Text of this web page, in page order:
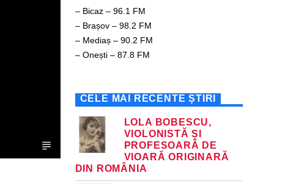
– Bicaz – 96.1 FM
– Brașov – 98.2 FM
– Mediaș – 90.2 FM
– Onești – 87.8 FM
CELE MAI RECENTE ȘTIRI
LOLA BOBESCU,
VIOLONISTĂ ȘI
PROFESOARĂ DE
VIOARĂ ORIGINARĂ
DIN ROMÂNIA